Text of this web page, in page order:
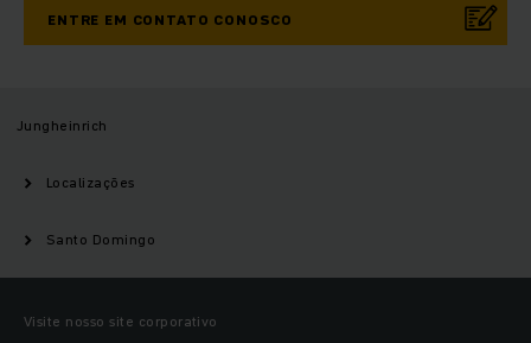
ENTRE EM CONTATO CONOSCO
Jungheinrich
Localizações
Santo Domingo
Visite nosso site corporativo